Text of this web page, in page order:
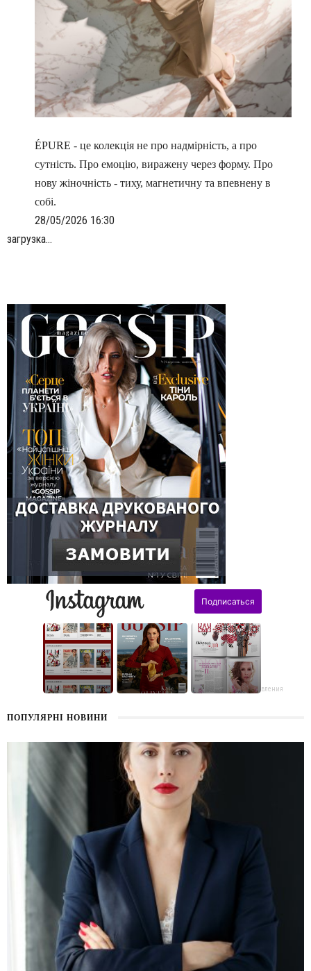
ÉPURE - це колекція не про надмірність, а про
сутність. Про емоцію, виражену через форму. Про
нову жіночність - тиху, магнетичну та впевнену в
собі.
28/05/2026 16:30
загрузка...
поздравления
ПОПУЛЯРНІ НОВИНИ